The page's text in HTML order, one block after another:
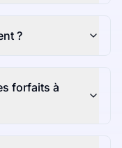
?
forfaits à